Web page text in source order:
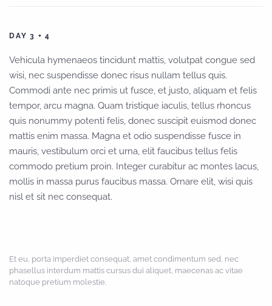
DAY 3 + 4
Vehicula hymenaeos tincidunt mattis, volutpat congue sed
wisi, nec suspendisse donec risus nullam tellus quis.
Commodi ante nec primis ut fusce, et justo, aliquam et felis
tempor, arcu magna. Quam tristique iaculis, tellus rhoncus
quis nonummy potenti felis, donec suscipit euismod donec
mattis enim massa. Magna et odio suspendisse fusce in
mauris, vestibulum orci et urna, elit faucibus tellus felis
commodo pretium proin. Integer curabitur ac montes lacus,
mollis in massa purus faucibus massa. Ornare elit, wisi quis
nisl et sit nec consequat.
Et eu, porta imperdiet consequat, amet condimentum sed, nec
phasellus interdum mattis cursus dui aliquet, maecenas ac vitae
natoque pretium molestie.